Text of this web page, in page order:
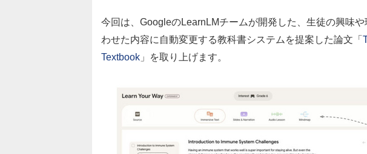
今回は、GoogleのLearnLMチームが開発した、生徒の興味
わせた内容に自動変更する教科書システムを提案した論文「
Textbook 」を取り上げます。